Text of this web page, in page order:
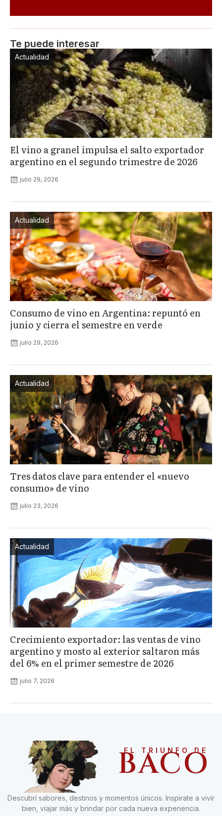
Te puede interesar
Actualidad
El vino a granel impulsa el salto exportador
argentino en el segundo trimestre de 2026
julio 29, 2026
Actualidad
Consumo de vino en Argentina: repuntó en
junio y cierra el semestre en verde
julio 29, 2026
Actualidad
Tres datos clave para entender el «nuevo
consumo» de vino
julio 23, 2026
Actualidad
Crecimiento exportador: las ventas de vino
argentino y mosto al exterior saltaron más
del 6% en el primer semestre de 2026
julio 7, 2026
EL TRIUNFO DE
BACO
Descubrí sabores, destinos y momentos únicos. Inspirate a vivir
bien, viajar más y brindar por cada nueva experiencia.